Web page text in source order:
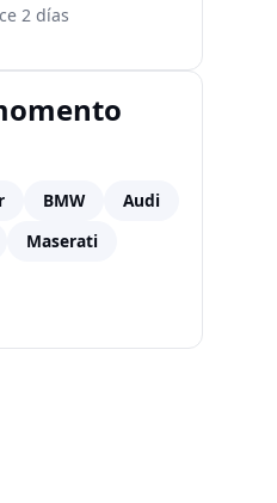
2 días
BMW
Audi
Maserati